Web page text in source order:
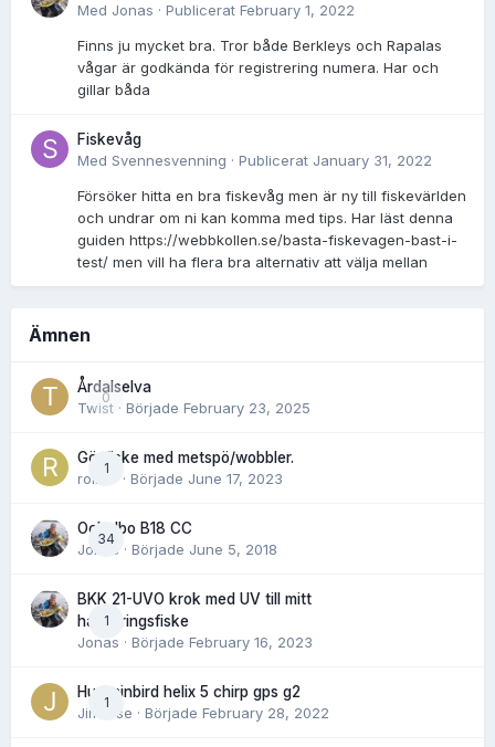
Med Jonas · Publicerat February 1, 2022
Finns ju mycket bra. Tror både Berkleys och Rapalas
vågar är godkända för registrering numera. Har och
gillar båda
Fiskevåg
Med Svennesvenning · Publicerat January 31, 2022
Försöker hitta en bra fiskevåg men är ny till fiskevärlden
och undrar om ni kan komma med tips. Har läst denna
guiden https://webbkollen.se/basta-fiskevagen-bast-i-
test/ men vill ha flera bra alternativ att välja mellan
Ämnen
0
Årdalselva
Twist · Började February 23, 2025
1
Gösfiske med metspö/wobbler.
rolnor
· Började June 17, 2023
34
Ockelbo B18 CC
Jonas · Började June 5, 2018
1
BKK 21-UVO krok med UV till mitt
havsöringsfiske
Jonas · Började February 16, 2023
1
Humminbird helix 5 chirp gps g2
Jimwise · Började February 28, 2022